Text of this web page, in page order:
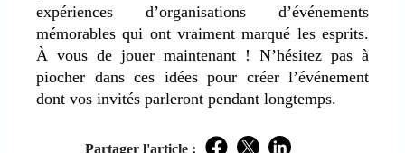
expériences d’organisations d’événements
mémorables qui ont vraiment marqué les esprits.
À vous de jouer maintenant ! N’hésitez pas à
piocher dans ces idées pour créer l’événement
dont vos invités parleront pendant longtemps.
Partager l'article :